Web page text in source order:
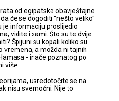
od egipatske obavještajne
će se dogoditi "nešto veliko"
je informaciju proslijedio
vidite i sami. Što su te dvije
Špijuni su kopali koliko su
vremena, a možda ni tajnih
- inače poznatog po
više.
usredotočite se na
nisu svemoćni. Nije to